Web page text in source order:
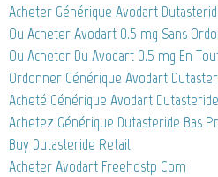
Acheter Générique Avodart
Ou Acheter Avodart 0.5 mg Sans
Ou Acheter Du Avodart 0.5 mg En
Ordonner Générique Avodart
Acheté Générique Avodart
Achetez Générique Dutasteride Bas
Buy Dutasteride Retail
Acheter Avodart Freehostp Com